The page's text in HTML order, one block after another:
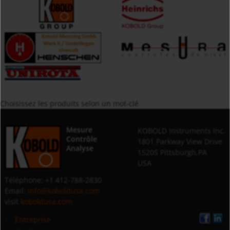
Mesure
Contrôle
Analyse
info@koboldusa.com
koboldusa.com
Entreprise